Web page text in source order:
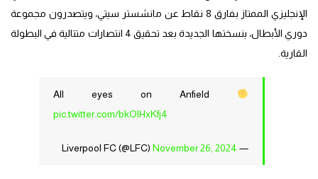
الإنجليزي الممتاز بفارق 8 نقاط عن مانشستر سيتي، ويتصدرون مجموعة
دوري الأبطال، بنسختها الجديدة بعد تحقيق 4 انتصارات متتالية في البطولة
القارية.
All eyes on Anfield
pic.twitter.com/bkOlHxKfj4
— Liverpool FC (@LFC)
November 26, 2024